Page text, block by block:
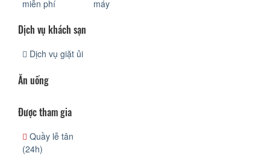
miễn phí
máy
Dịch vụ khách sạn
Dịch vụ giặt ủi
Ăn uống
Được tham gia
Quầy lễ tân
(24h)